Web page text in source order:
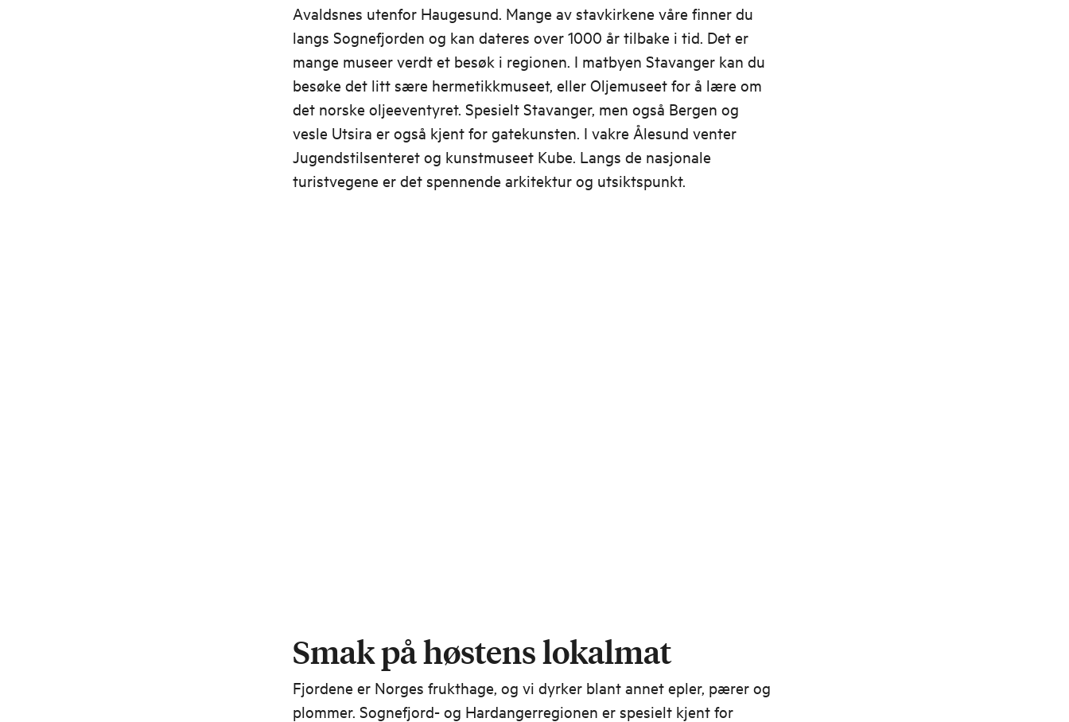
Avaldsnes utenfor Haugesund. Mange av stavkirkene våre finner du
langs Sognefjorden og kan dateres over 1000 år tilbake i tid. Det er
mange museer verdt et besøk i regionen. I matbyen Stavanger kan du
besøke det litt sære hermetikkmuseet, eller Oljemuseet for å lære om
det norske oljeeventyret. Spesielt Stavanger, men også Bergen og
vesle Utsira er også kjent for gatekunsten. I vakre Ålesund venter
Jugendstilsenteret og kunstmuseet Kube. Langs de nasjonale
turistvegene er det spennende arkitektur og utsiktspunkt.
Smak på høstens lokalmat
Fjordene er Norges frukthage, og vi dyrker blant annet epler, pærer og
plommer. Sognefjord- og Hardangerregionen er spesielt kjent for